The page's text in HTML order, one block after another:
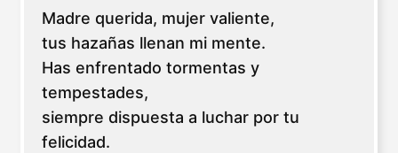
Madre querida, mujer valiente,
tus hazañas llenan mi mente.
Has enfrentado tormentas y
tempestades,
siempre dispuesta a luchar por tu
felicidad.